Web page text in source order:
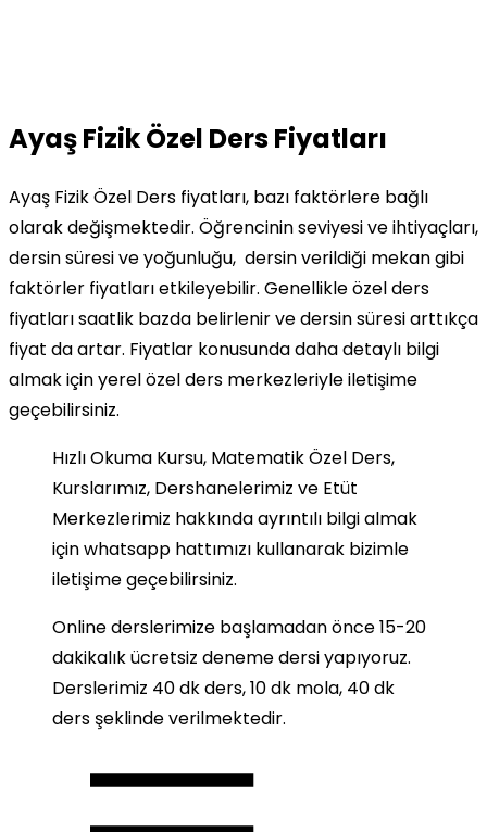
Ayaş Fizik Özel Ders Fiyatları
Ayaş Fizik Özel Ders fiyatları, bazı faktörlere bağlı
olarak değişmektedir. Öğrencinin seviyesi ve ihtiyaçları,
dersin süresi ve yoğunluğu, dersin verildiği mekan gibi
faktörler fiyatları etkileyebilir. Genellikle özel ders
fiyatları saatlik bazda belirlenir ve dersin süresi arttıkça
fiyat da artar. Fiyatlar konusunda daha detaylı bilgi
almak için yerel özel ders merkezleriyle iletişime
geçebilirsiniz.
Hızlı Okuma Kursu, Matematik Özel Ders,
Kurslarımız, Dershanelerimiz ve Etüt
Merkezlerimiz hakkında ayrıntılı bilgi almak
için whatsapp hattımızı kullanarak bizimle
iletişime geçebilirsiniz.
Online derslerimize başlamadan önce 15-20
dakikalık ücretsiz deneme dersi yapıyoruz.
Derslerimiz 40 dk ders, 10 dk mola, 40 dk
ders şeklinde verilmektedir.